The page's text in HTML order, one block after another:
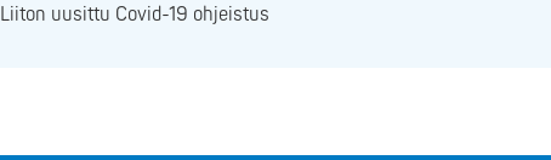
Liiton uusittu Covid-19 ohjeistus